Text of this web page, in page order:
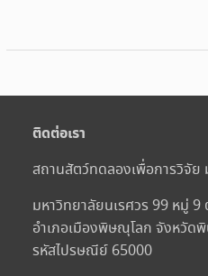
ติดต่อเรา
สถานสัตว์ทดลองเพื่อการวิจัย
มหาวิทยาลัยนเรศวร 99 หมู่ 9
อำเภอเมืองพิษณุโลก จังหวัด
รหัสไปรษณีย์ 65000